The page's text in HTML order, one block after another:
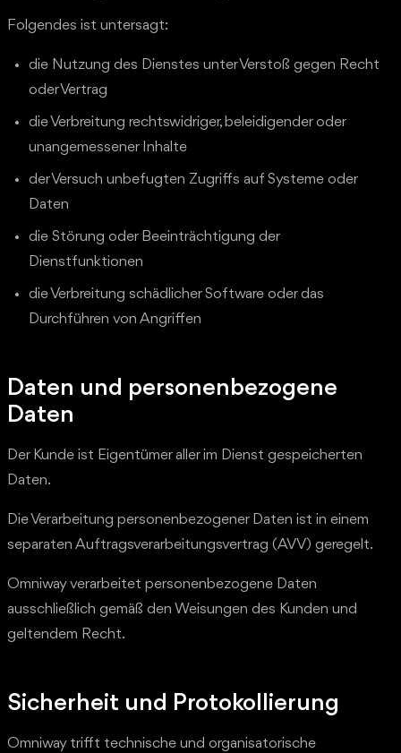
Folgendes ist untersagt:
die Nutzung des Dienstes unter Verstoß gegen Recht
oder Vertrag
die Verbreitung rechtswidriger, beleidigender oder
unangemessener Inhalte
der Versuch unbefugten Zugriffs auf Systeme oder
Daten
die Störung oder Beeinträchtigung der
Dienstfunktionen
die Verbreitung schädlicher Software oder das
Durchführen von Angriffen
Daten und personenbezogene
Daten
Der Kunde ist Eigentümer aller im Dienst gespeicherten
Daten.
Die Verarbeitung personenbezogener Daten ist in einem
separaten Auftragsverarbeitungsvertrag (AVV) geregelt.
Omniway verarbeitet personenbezogene Daten
ausschließlich gemäß den Weisungen des Kunden und
geltendem Recht.
Sicherheit und Protokollierung
Omniway trifft technische und organisatorische